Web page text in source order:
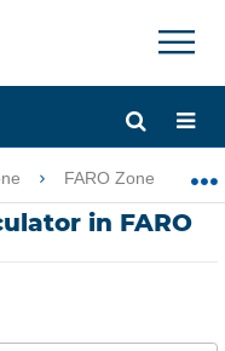
×
globaleFARO Zone
in FARO